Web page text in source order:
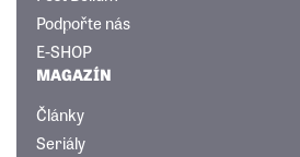
Podpořte nás
E-SHOP
MAGAZÍN
Články
Seriály